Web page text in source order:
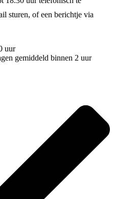
sturen, of een berichtje via
uur
gemiddeld binnen 2 uur